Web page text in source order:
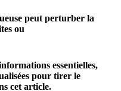
peut perturber la
ou
essentielles,
pour tirer le
cet article.